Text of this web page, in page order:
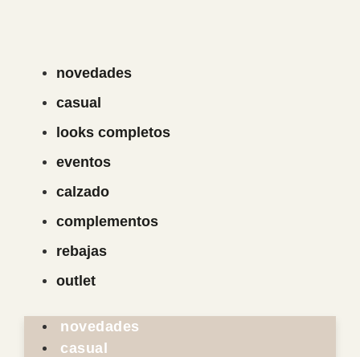
novedades
casual
looks completos
eventos
calzado
complementos
rebajas
outlet
novedades
casual